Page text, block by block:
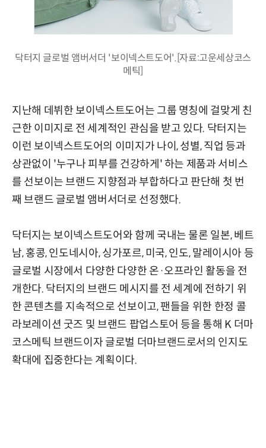
닥터지 글로벌 앰버서더 '보이넥스트도어'.[자료:고운세상코스
메틱]
지난해 데뷔한 보이넥스트도어는 그룹 명칭에 걸맞게 친
근한 이미지로 전 세계적인 관심을 받고 있다. 닥터지는
이런 보이넥스트도어의 이미지가 나이, 성별, 직업 등과
상관없이 '누구나 피부를 건강하게' 하는 제품과 서비스
를 선보이는 브랜드 지향점과 부합하다고 판단해 첫 번
째 브랜드 글로벌 앰버서더로 선정했다.
닥터지는 보이넥스트도어와 함께 국내는 물론 일본, 베트
남, 홍콩, 인도네시아, 싱가포르, 미국, 인도, 말레이시아 등
글로벌 시장에서 다양한 다양한 온·오프라인 활동을 전
개한다. 닥터지의 브랜드 메시지를 전 세계에 전하기 위
한 콘텐츠를 지속적으로 선보이고, 팬들을 위한 한정 콜
라보레이션 굿즈 및 브랜드 팝업스토어 등을 통해 K 더마
코스메틱 브랜드이자 글로벌 더마브랜드로서의 인지도
확대에 집중한다는 계획이다.